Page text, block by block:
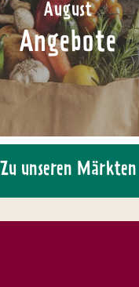
August
Angebote
Zu unseren Märkten